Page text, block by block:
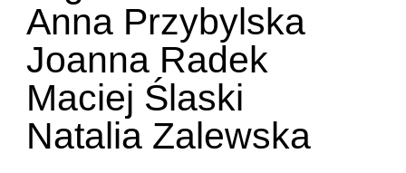
Anna Przybylska
Joanna Radek
Maciej Ślaski
Natalia Zalewska